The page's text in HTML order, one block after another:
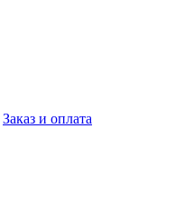
Заказ и оплата